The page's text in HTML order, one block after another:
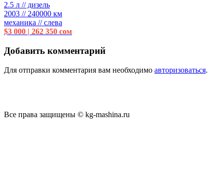
2.5 л // дизель
2003 // 240000 км
механика // слева
$3 000 | 262 350 сом
Добавить комментарий
Для отправки комментария вам необходимо авторизоваться.
Все права защищены © kg-mashina.ru